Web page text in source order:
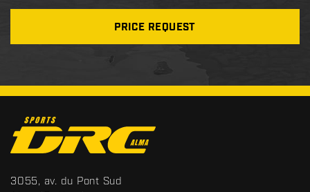
PRICE REQUEST
o
n
t
S
3055, av. du Pont Sud